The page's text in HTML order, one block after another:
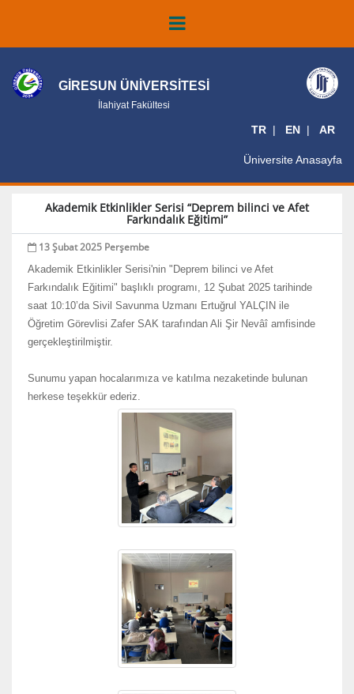
GİRESUN ÜNİVERSİTESİ
İlahiyat Fakültesi
TR EN AR
Üniversite Anasayfa
Akademik Etkinlikler Serisi “Deprem bilinci ve Afet
Farkındalık Eğitimi”
13 Şubat 2025 Perşembe
Akademik Etkinlikler Serisi'nin "Deprem bilinci ve Afet
Farkındalık Eğitimi" başlıklı programı, 12 Şubat 2025 tarihinde
saat 10:10’da Sivil Savunma Uzmanı Ertuğrul YALÇIN ile
Öğretim Görevlisi Zafer SAK tarafından Ali Şir Nevâî amfisinde
gerçekleştirilmiştir.
Sunumu yapan hocalarımıza ve katılma nezaketinde bulunan
herkese teşekkür ederiz.